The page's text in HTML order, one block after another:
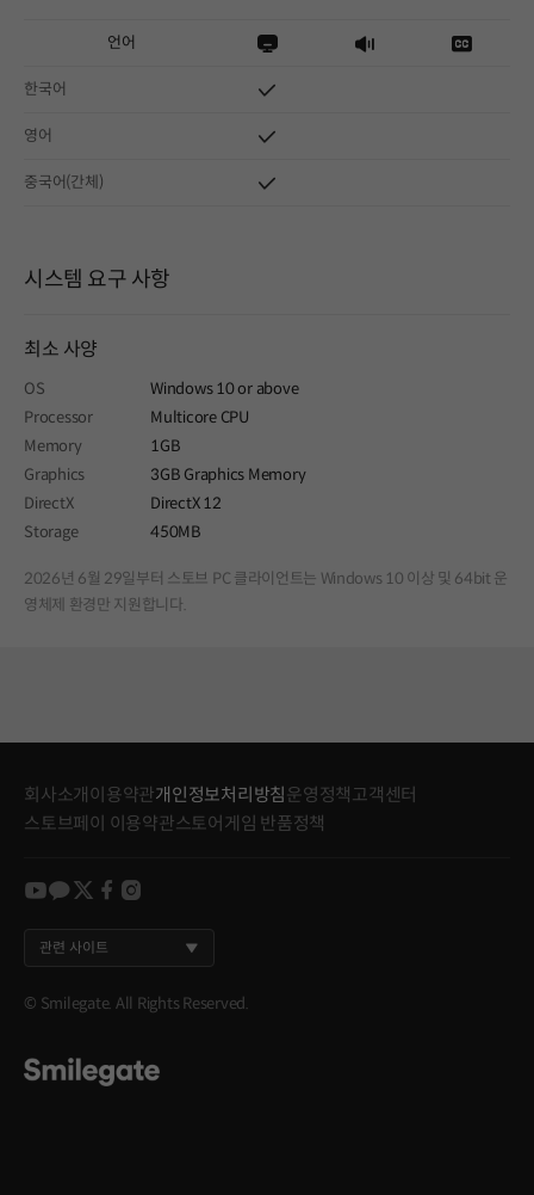
언어
한국어
영어
중국어(간체)
시스템 요구 사항
최소 사양
OS
Windows 10 or above
Processor
Multicore CPU
Memory
1GB
Graphics
3GB Graphics Memory
DirectX
DirectX 12
Storage
450MB
2026년 6월 29일부터 스토브 PC 클라이언트는 Windows 10 이상 및 64bit 운
영체제 환경만 지원합니다.
회사소개이용약관개인정보처리방침 운영정책고객센터
스토브페이 이용약관스토어게임 반품정책
youtube
kakao
twitter
facebook
instagram
관련 사이트
© Smilegate. All Rights Reserved.